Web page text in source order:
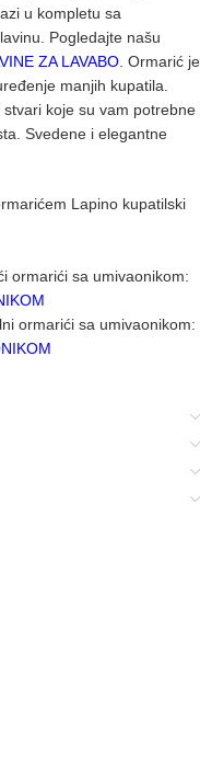
u kompletu sa
Pogledajte našu
ZA LAVABO. Ormarić je
manjih kupatila.
koje su vam potrebne
Svedene i elegantne
Lapino kupatilski
ormarići sa umivaonikom:
ormarići sa umivaonikom: